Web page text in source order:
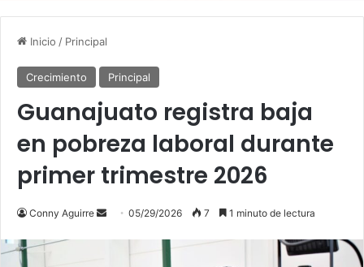
Inicio / Principal
Crecimiento Principal
Guanajuato registra baja
en pobreza laboral durante
primer trimestre 2026
Conny Aguirre
Send05/29/2026 7 1 minuto de lectura